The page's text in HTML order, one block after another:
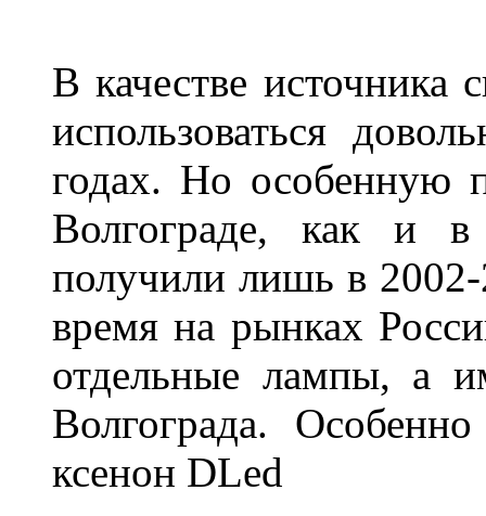
В качестве источника
использоваться
годах. Но особенную
Волгограде, как и
получили лишь в
время на рынках
отдельные лампы, а
Волгограда.
ксенон DLed